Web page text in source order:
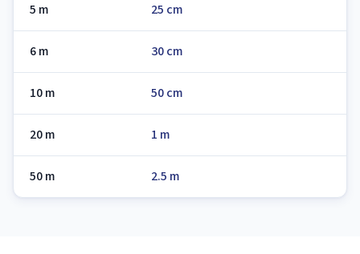
5 m 25 cm
6 m 30 cm
10 m 50 cm
20 m 1 m
50 m 2.5 m